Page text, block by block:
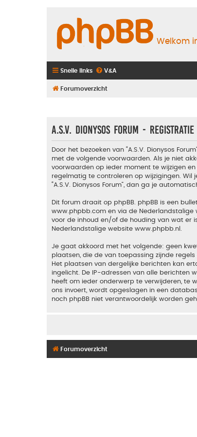
Welkom
Snelle links V&A
Forumoverzicht
A.S.V. Dionysos Forum - Registratie
Door het bezoeken van “A.S.V. Dionysos
met de volgende voorwaarden. Als je niet
voorwaarden op ieder moment te wijzigen
regelmatig te controleren op wijzigingen. Wil
“A.S.V. Dionysos Forum”, dan ga je
Dit forum draait op phpBB. phpBB is een
www.phpbb.com en via de Nederlandstalige
voor de inhoud en/of de houding van wat er
Nederlandstalige website www.phpbb.nl
Je gaat akkoord met het volgende: geen
plaatsen, die de van toepassing zijnde
Het plaatsen van dergelijke berichten kan
ingelicht. De IP-adressen van alle berichten
heeft om ieder onderwerp te verwijderen, te
ons invoert, wordt opgeslagen in een
noch phpBB niet verantwoordelijk worden
Forumoverzicht